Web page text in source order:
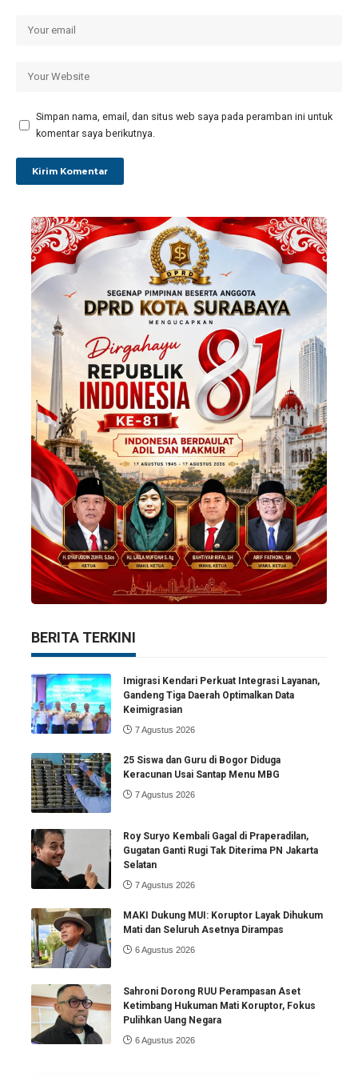
Simpan nama, email, dan situs web saya pada peramban ini untuk
komentar saya berikutnya.
BERITA TERKINI
Imigrasi Kendari Perkuat Integrasi Layanan,
Gandeng Tiga Daerah Optimalkan Data
Keimigrasian
7 Agustus 2026
25 Siswa dan Guru di Bogor Diduga
Keracunan Usai Santap Menu MBG
7 Agustus 2026
Roy Suryo Kembali Gagal di Praperadilan,
Gugatan Ganti Rugi Tak Diterima PN Jakarta
Selatan
7 Agustus 2026
MAKI Dukung MUI: Koruptor Layak Dihukum
Mati dan Seluruh Asetnya Dirampas
6 Agustus 2026
Sahroni Dorong RUU Perampasan Aset
Ketimbang Hukuman Mati Koruptor, Fokus
Pulihkan Uang Negara
6 Agustus 2026